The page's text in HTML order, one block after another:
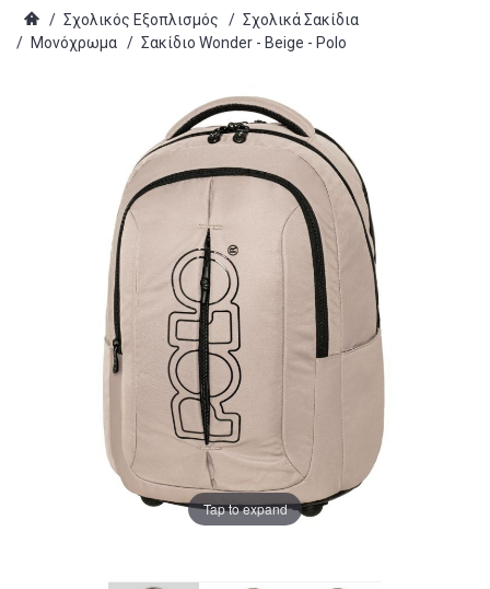
/ Σχολικός Εξοπλισμός / Σχολικά Σακίδια
/ Μονόχρωμα / Σακίδιο Wonder - Beige - Polo
Tap to expand